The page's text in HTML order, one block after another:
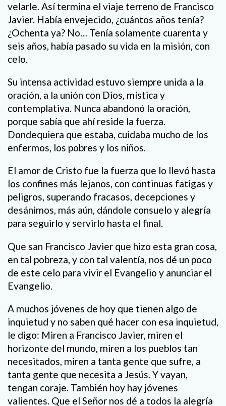
velarle. Así termina el viaje terreno de Francisco
Javier. Había envejecido, ¿cuántos años tenía?
¿Ochenta ya? No… Tenía solamente cuarenta y
seis años, había pasado su vida en la misión, con
celo.
Su intensa actividad estuvo siempre unida a la
oración, a la unión con Dios, mística y
contemplativa. Nunca abandonó la oración,
porque sabía que ahí reside la fuerza.
Dondequiera que estaba, cuidaba mucho de los
enfermos, los pobres y los niños.
El amor de Cristo fue la fuerza que lo llevó hasta
los confines más lejanos, con continuas fatigas y
peligros, superando fracasos, decepciones y
desánimos, más aún, dándole consuelo y alegría
para seguirlo y servirlo hasta el final.
Que san Francisco Javier que hizo esta gran cosa,
en tal pobreza, y con tal valentía, nos dé un poco
de este celo para vivir el Evangelio y anunciar el
Evangelio.
A muchos jóvenes de hoy que tienen algo de
inquietud y no saben qué hacer con esa inquietud,
le digo: Miren a Francisco Javier, miren el
horizonte del mundo, miren a los pueblos tan
necesitados, miren a tanta gente que sufre, a
tanta gente que necesita a Jesús. Y vayan,
tengan coraje. También hoy hay jóvenes
valientes. Que el Señor nos dé a todos la alegría